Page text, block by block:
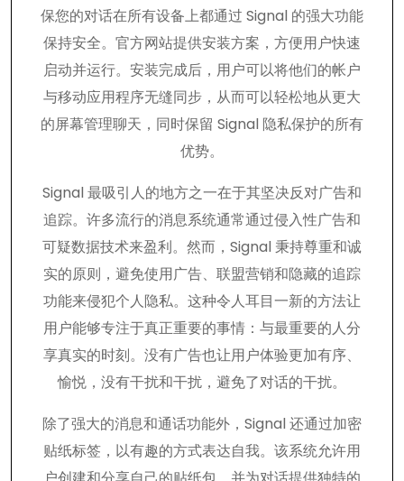
保您的对话在所有设备上都通过 Signal 的强大功能
保持安全。官方网站提供安装方案，方便用户快速
启动并运行。安装完成后，用户可以将他们的帐户
与移动应用程序无缝同步，从而可以轻松地从更大
的屏幕管理聊天，同时保留 Signal 隐私保护的所有
优势。
Signal 最吸引人的地方之一在于其坚决反对广告和
追踪。许多流行的消息系统通常通过侵入性广告和
可疑数据技术来盈利。然而，Signal 秉持尊重和诚
实的原则，避免使用广告、联盟营销和隐藏的追踪
功能来侵犯个人隐私。这种令人耳目一新的方法让
用户能够专注于真正重要的事情：与最重要的人分
享真实的时刻。没有广告也让用户体验更加有序、
愉悦，没有干扰和干扰，避免了对话的干扰。
除了强大的消息和通话功能外，Signal 还通过加密
贴纸标签，以有趣的方式表达自我。该系统允许用